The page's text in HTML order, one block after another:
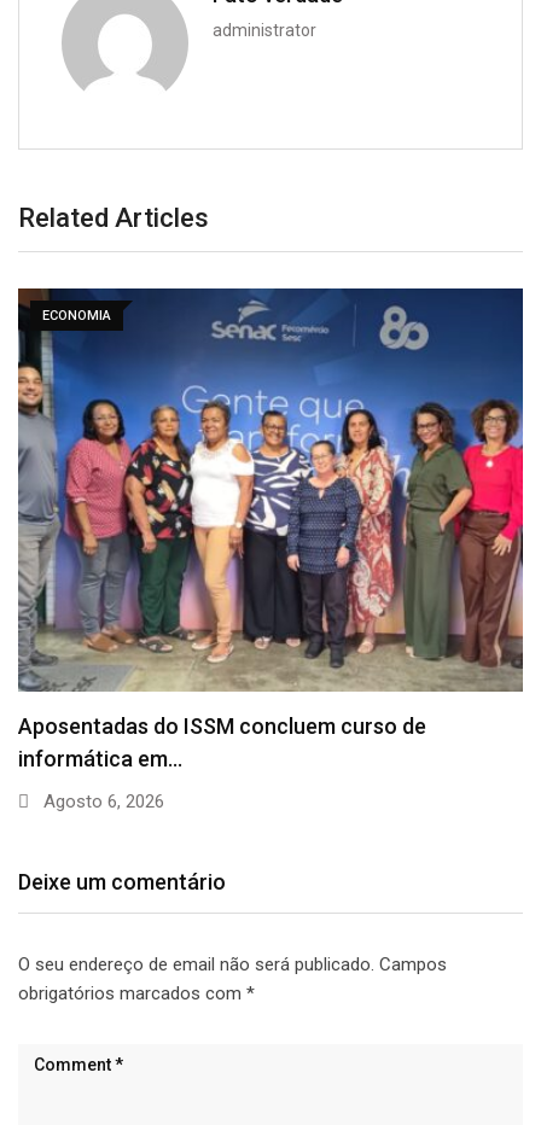
administrator
Related Articles
ECONOMIA
Aposentadas do ISSM concluem curso de
informática em…
Agosto 6, 2026
Deixe um comentário
O seu endereço de email não será publicado. Campos
obrigatórios marcados com *